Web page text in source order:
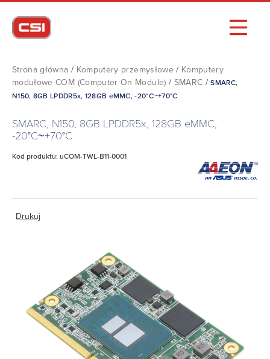
Strona główna / Komputery przemysłowe / Komputery
modułowe COM (Computer On Module) / SMARC /SMARC,
N150, 8GB LPDDR5x, 128GB eMMC, -20°C~+70°C
SMARC, N150, 8GB LPDDR5x, 128GB eMMC,
-20°C~+70°C
Kod produktu: uCOM-TWL-B11-0001
Drukuj